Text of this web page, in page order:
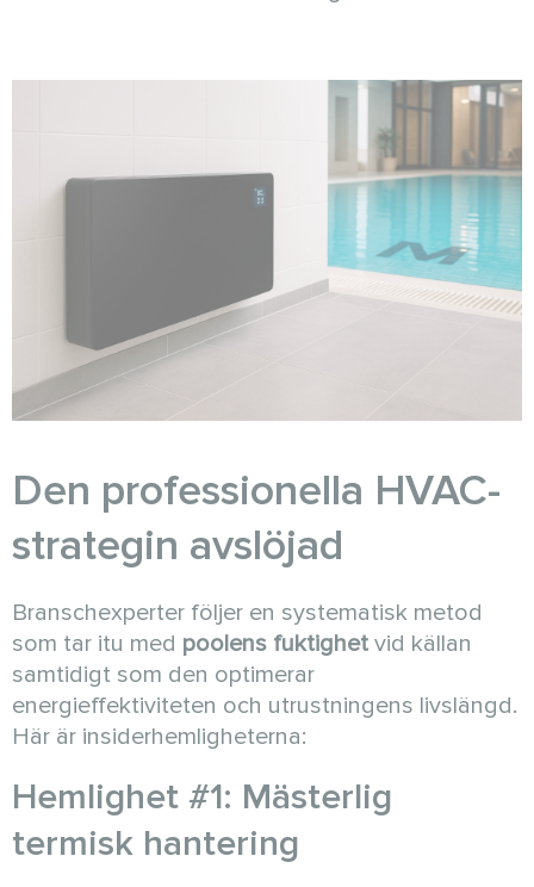
Den professionella HVAC-
strategin avslöjad
Branschexperter följer en systematisk metod
som tar itu med poolens fuktighet vid källan
samtidigt som den optimerar
energieffektiviteten och utrustningens livslängd.
Här är insiderhemligheterna:
Hemlighet #1: Mästerlig
termisk hantering